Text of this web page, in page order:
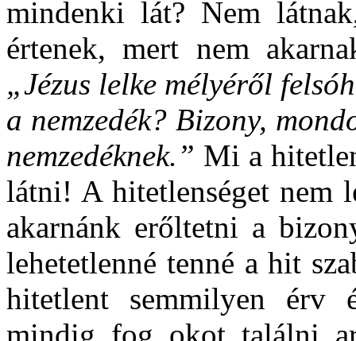
mindenki lát? Nem
értenek, mert nem
„Jézus lelke mélyéről
a nemzedék? Bizony,
nemzedéknek.” Mi a
látni! A hitetlenséget nem
akarnánk erőltetni a
lehetetlenné tenné a hit
hitetlent semmilyen érv
mindig fog okot találni